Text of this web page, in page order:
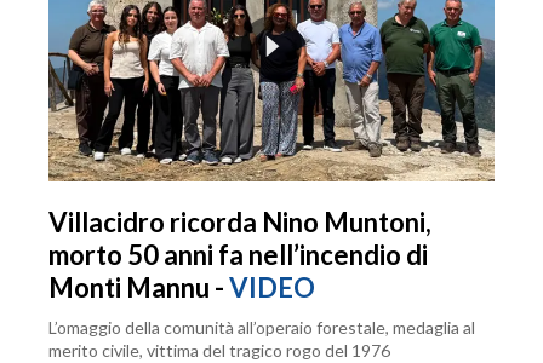
Villacidro ricorda Nino Muntoni,
morto 50 anni fa nell’incendio di
Monti Mannu -VIDEO
L’omaggio della comunità all’operaio forestale, medaglia al
merito civile, vittima del tragico rogo del 1976